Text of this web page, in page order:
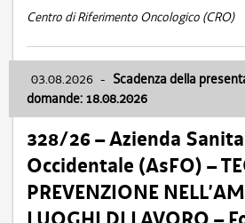
Centro di Riferimento Oncologico (CRO)
03.08.2026 - Scadenza della
domande: 18.08.2026
328/26 – Azienda
Occidentale (AsFO) –
PREVENZIONE